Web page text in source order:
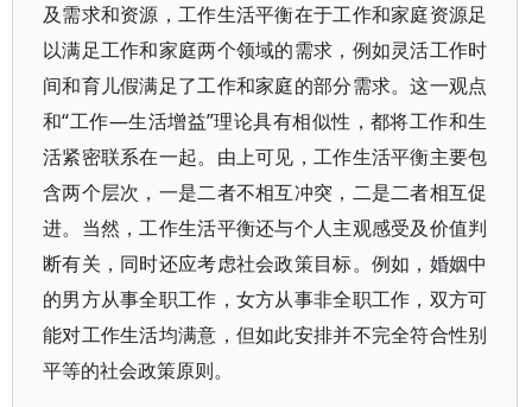
及需求和资源，工作生活平衡在于工作和家庭资源足
以满足工作和家庭两个领域的需求，例如灵活工作时
间和育儿假满足了工作和家庭的部分需求。这一观点
和“工作—生活增益”理论具有相似性，都将工作和生
活紧密联系在一起。由上可见，工作生活平衡主要包
含两个层次，一是二者不相互冲突，二是二者相互促
进。当然，工作生活平衡还与个人主观感受及价值判
断有关，同时还应考虑社会政策目标。例如，婚姻中
的男方从事全职工作，女方从事非全职工作，双方可
能对工作生活均满意，但如此安排并不完全符合性别
平等的社会政策原则。